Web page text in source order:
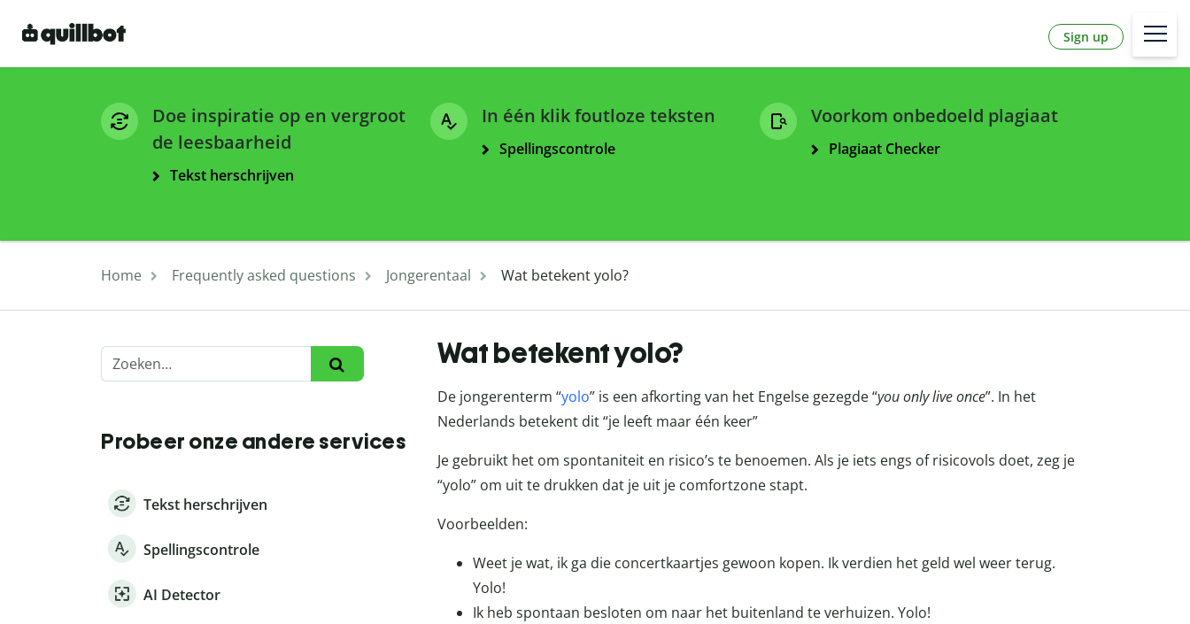
Sign up
Doe inspiratie op en vergroot
de leesbaarheid
Tekst herschrijven
In één klik foutloze teksten
Spellingscontrole
Voorkom onbedoeld plagiaat
Plagiaat Checker
Home Frequently asked questions Jongerentaal Wat betekent yolo?
Probeer onze andere services
Tekst herschrijven
Spellingscontrole
AI Detector
Wat betekent yolo?
De jongerenterm “yolo” is een afkorting van het Engelse gezegde “you only live once”. In het
Nederlands betekent dit “je leeft maar één keer”
Je gebruikt het om spontaniteit en risico’s te benoemen. Als je iets engs of risicovols doet, zeg je
“yolo” om uit te drukken dat je uit je comfortzone stapt.
Voorbeelden:
Weet je wat, ik ga die concertkaartjes gewoon kopen. Ik verdien het geld wel weer terug.
Yolo!
Ik heb spontaan besloten om naar het buitenland te verhuizen. Yolo!